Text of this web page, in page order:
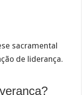
sacramental
de liderança.